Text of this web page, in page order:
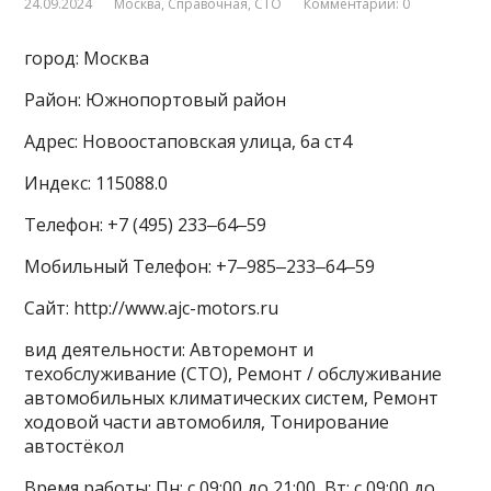
24.09.2024 Москва, Справочная, СТО Комментарии: 0
город: Москва
Район: Южнопортовый район
Адрес: Новоостаповская улица, 6а ст4
Индекс: 115088.0
Телефон: +7 (495) 233‒64‒59
Мобильный Телефон: +7‒985‒233‒64‒59
Сайт: http://www.ajc-motors.ru
вид деятельности: Авторемонт и
техобслуживание (СТО), Ремонт / обслуживание
автомобильных климатических систем, Ремонт
ходовой части автомобиля, Тонирование
автостёкол